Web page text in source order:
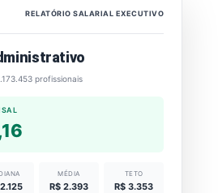
RELATÓRIO SALARIAL EXECUTIVO
profissionais
MÉDIA
R$ 2.393
TETO
R$ 3.353